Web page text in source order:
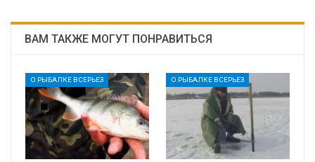
ВАМ ТАКЖЕ МОГУТ ПОНРАВИТЬСЯ
О РЫБАЛКЕ ВСЕРЬЕЗ О РЫБАЛКЕ ВСЕРЬЕЗ